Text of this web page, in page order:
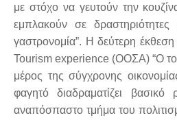
με στόχο να γευτούν την
εμπλακούν σε δραστηριότητες
γαστρονομία”. Η δεύτερη
Tourism experience (ΟΟΣΑ) “Ο
μέρος της σύγχρονης
φαγητό διαδραματίζει
αναπόσπαστο τμήμα του